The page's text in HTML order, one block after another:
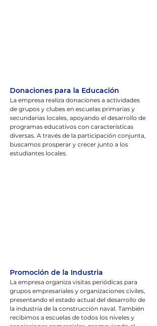
Donaciones para la Educación
La empresa realiza donaciones a actividades
de grupos y clubes en escuelas primarias y
secundarias locales, apoyando el desarrollo de
programas educativos con características
diversas. A través de la participación conjunta,
buscamos prosperar y crecer junto a los
estudiantes locales.
Promoción de la Industria
La empresa organiza visitas periódicas para
grupos empresariales y organizaciones civiles,
presentando el estado actual del desarrollo de
la industria de la construcción naval. También
recibimos a escuelas de todos los niveles y